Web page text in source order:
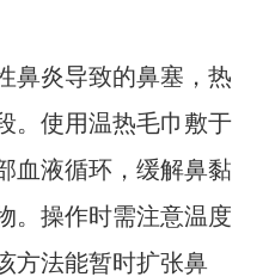
鼻炎导致的鼻塞，热
。使用温热毛巾敷于
血液循环，缓解鼻黏
。操作时需注意温度
方法能暂时扩张鼻